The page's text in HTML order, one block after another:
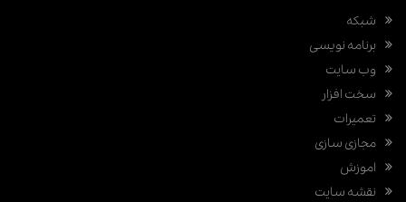
شبکه
برنامه نویسی
وب سایت
سخت افزار
تعمیرات
مجازی سازی
اموزش
نقشه سایت